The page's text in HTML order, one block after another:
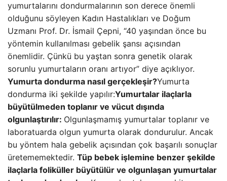
yumurtalarını dondurmalarının son derece önemli
olduğunu söyleyen Kadın Hastalıkları ve Doğum
Uzmanı Prof. Dr. İsmail Çepni, “40 yaşından önce bu
yöntemin kullanılması gebelik şansı açısından
önemlidir. Çünkü bu yaştan sonra genetik olarak
sorunlu yumurtaların oranı artıyor” diye açıklıyor.
Yumurta dondurma nasıl gerçekleşir?Yumurta
dondurma iki şekilde yapılır:Yumurtalar ilaçlarla
büyütülmeden toplanır ve vücut dışında
olgunlaştırılır: Olgunlaşmamış yumurtalar toplanır ve
laboratuarda olgun yumurta olarak dondurulur. Ancak
bu yöntem hala gebelik açısından çok başarılı sonuçlar
üretememektedir. Tüp bebek işlemine benzer şekilde
ilaçlarla foliküller büyütülür ve olgunlaşan yumurtalar